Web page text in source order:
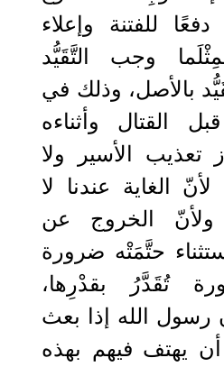
للفتنة وإعلاء
وجب التَّقَيُّد
بالأصل، وذلك في
القتال وأثناءه
تعذيب الأسير ولا
لأنّ الغاية عندنا لا
ولأنّ الخروج عن
حتَّمَتْه ضرورة
تُقَدَّرُ بقدْرِها،
رسول الله إذا بعث
يهتف فيهم بهذه